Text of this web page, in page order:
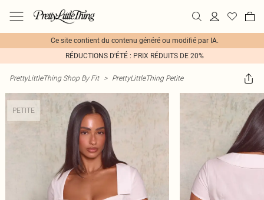
Ce site contient du contenu généré ou modifié par IA.
RÉDUCTIONS D'ÉTÉ : PRIX RÉDUITS DE 20%
PrettyLittleThing Shop By Fit > PrettyLittleThing Petite
PETITE